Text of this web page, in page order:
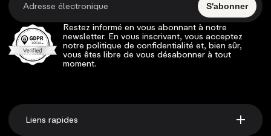
S'abonner
Restez informé en vous abonnant à notre
newsletter. En vous inscrivant, vous acceptez
notre politique de confidentialité et, bien sûr,
vous êtes libre de vous désabonner à tout
moment.
Liens rapides